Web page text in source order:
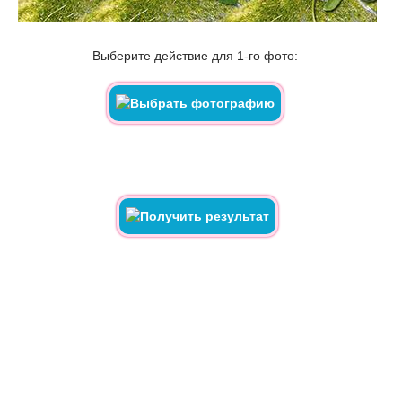
Выберите действие для 1-го фото: